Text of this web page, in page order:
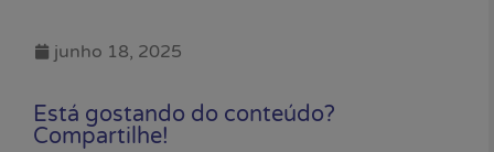
junho 18, 2025
Está gostando do conteúdo?
Compartilhe!